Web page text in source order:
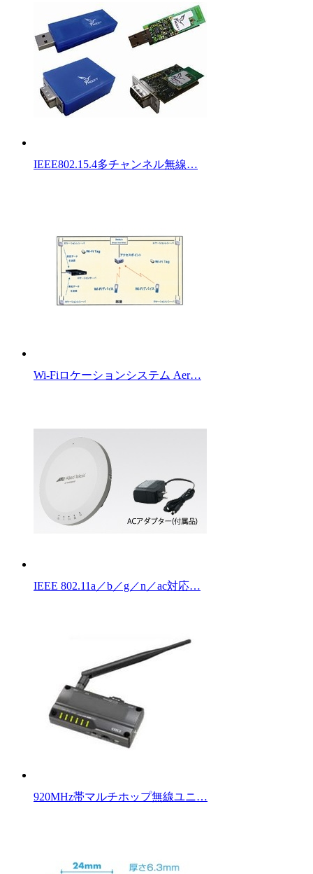
IEEE802.15.4多チャンネル無線…
Wi-Fiロケーションシステム Aer…
IEEE 802.11a／b／g／n／ac対応…
920MHz帯マルチホップ無線ユニ…